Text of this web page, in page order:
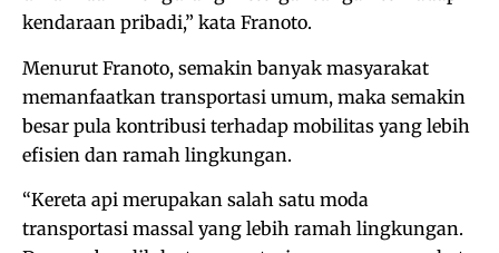
kendaraan pribadi,” kata Franoto.
Menurut Franoto, semakin banyak masyarakat
memanfaatkan transportasi umum, maka semakin
besar pula kontribusi terhadap mobilitas yang lebih
efisien dan ramah lingkungan.
“Kereta api merupakan salah satu moda
transportasi massal yang lebih ramah lingkungan.